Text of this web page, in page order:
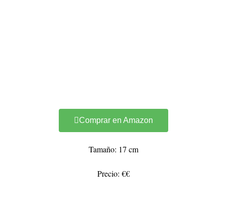
Comprar en Amazon
Tamaño: 17 cm
Precio: €€